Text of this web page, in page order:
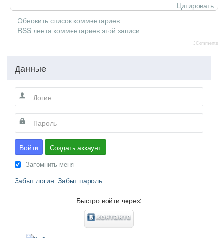
Цитировать
Обновить список комментариев
RSS лента комментариев этой записи
JComments
Данные
Войти Создать аккаунт
Запомнить меня
Забыт логин Забыт пароль
Быстро войти через: